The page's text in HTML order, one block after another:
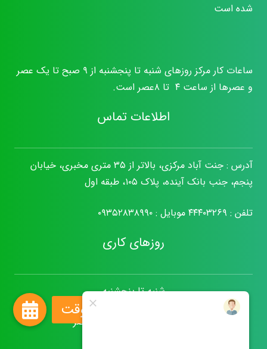
شده است
ساعات کار مرکز روزهای شنبه تا پنجشنبه از ۹ صبح تا یک عصر
و عصرها از ساعت ۴ تا ۸عصر است.
اطلاعات تماس
آدرس : جنت آباد مرکزی، بالاتر از ۳۵ متری مخبری، خیابان
پنجم، جنب بانک آینده، پلاک ۱۰۵، طبقه اول
تلفن : ۴۴۴۰۳۲۶۹ موبایل : ۰۹۳۵۲۸۳۸۹۹۰
روزهای کاری
شنبه تا پنجشنبه